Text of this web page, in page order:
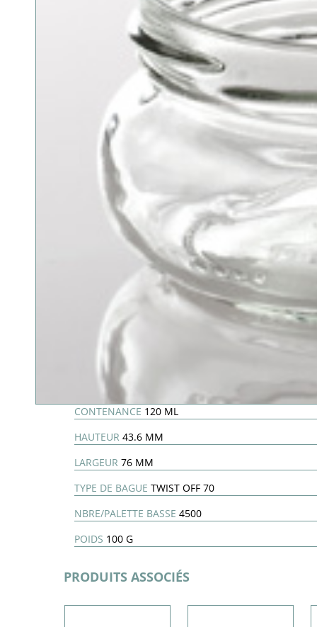
CONTENANCE 120 ML
HAUTEUR 43.6 MM
LARGEUR 76 MM
TYPE DE BAGUE TWIST OFF 70
NBRE/PALETTE BASSE 4500
POIDS 100 G
PRODUITS ASSOCIÉS